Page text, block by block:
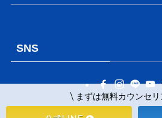
SNS
\ まずは無料カウンセ